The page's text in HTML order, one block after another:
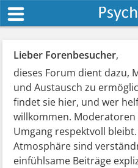
Lieber Forenbesucher,
dieses Forum dient dazu,
und Austausch zu
findet sie hier, und wer
willkommen.
Umgang respektvoll
Atmosphäre sind
einfühlsame Beiträge